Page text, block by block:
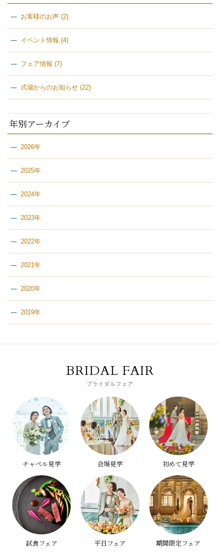
お客様のお声(2)
イベント情報 (4)
フェア情報 (7)
式場からのお知らせ(22)
年別アーカイブ
2026年
2025年
2024年
2023年
2022年
2021年
2020年
2019年
BRIDAL FAIR
ブライダルフェア
チャペル見学 会場見学 初めて見学
試食フェア 平日フェア 期間限定フェア